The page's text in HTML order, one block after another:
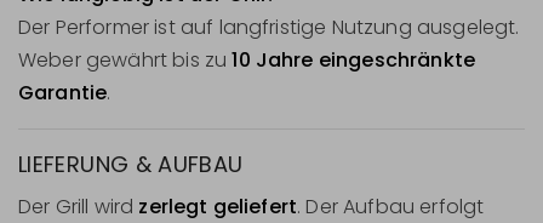
Der Performer ist auf langfristige Nutzung ausgelegt.
Weber gewährt bis zu10 Jahre eingeschränkte
Garantie.
LIEFERUNG & AUFBAU
Der Grill wird zerlegt geliefert. Der Aufbau erfolgt